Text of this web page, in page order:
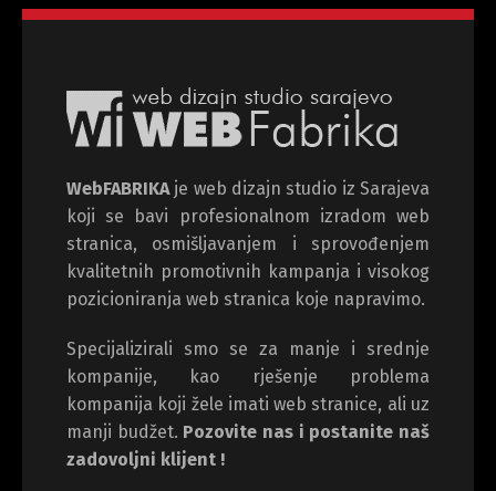
WebFABRIKAje web dizajn studio iz Sarajeva
koji se bavi profesionalnom izradom web
stranica, osmišljavanjem i sprovođenjem
kvalitetnih promotivnih kampanja i visokog
pozicioniranja web stranica koje napravimo.
Specijalizirali smo se za manje i srednje
kompanije, kao rješenje problema
kompanija koji žele imati web stranice, ali uz
manji budžet. Pozovite nas i postanite naš
zadovoljni klijent !